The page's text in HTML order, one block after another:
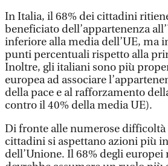
In Italia, il 68% dei cittadini
beneficiato dell’appartenenza
inferiore alla media dell’UE, ma
punti percentuali rispetto alla
Inoltre, gli italiani sono più
europea ad associare
della pace e al rafforzamento
contro il 40% della media UE).
Di fronte alle numerose
cittadini si aspettano azioni più
dell’Unione. Il 68% degli europei